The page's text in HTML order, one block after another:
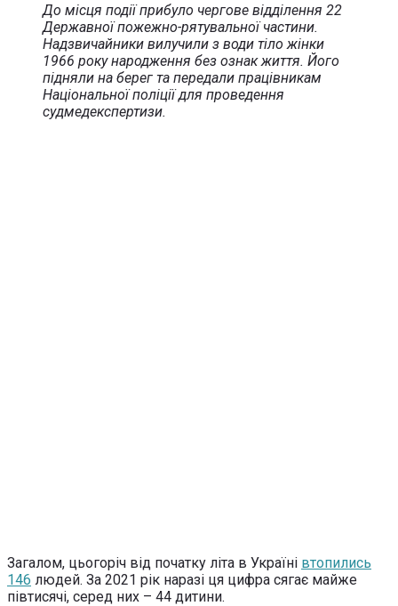
До місця події прибуло чергове відділення 22
Державної пожежно-рятувальної частини.
Надзвичайники вилучили з води тіло жінки
1966 року народження без ознак життя. Його
підняли на берег та передали працівникам
Національної поліції для проведення
судмедекспертизи.
Загалом, цьогоріч від початку літа в Україні втопились
146 людей. За 2021 рік наразі ця цифра сягає майже
півтисячі, серед них – 44 дитини.